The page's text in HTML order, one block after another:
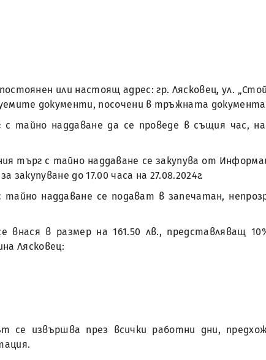
или настоящ адрес: гр. Лясковец, ул.
документи, посочени в тръжната
с тайно наддаване да се проведе в същия час,
търг с тайно наддаване се закупува от
до 17.00 часа на 27.08.2024г.
наддаване се подават в запечатан,
в размер на 161.50 лв., представляващ
Лясковец:
се извършва през всички работни дни,